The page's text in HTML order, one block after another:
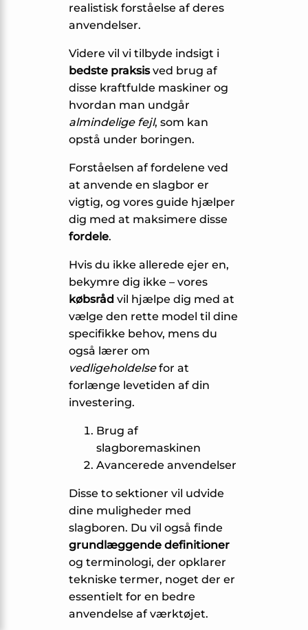
realistisk forståelse af deres
anvendelser.
Videre vil vi tilbyde indsigt i
bedste praksisved brug af
disse kraftfulde maskiner og
hvordan man undgår
almindelige fejl, som kan
opstå under boringen.
Forståelsen af fordelene ved
at anvende en slagbor er
vigtig, og vores guide hjælper
dig med at maksimere disse
fordele.
Hvis du ikke allerede ejer en,
bekymre dig ikke – vores
købsråd vil hjælpe dig med at
vælge den rette model til dine
specifikke behov, mens du
også lærer om
vedligeholdelsefor at
forlænge levetiden af din
investering.
Brug af
slagboremaskinen
Avancerede anvendelser
Disse to sektioner vil udvide
dine muligheder med
slagboren. Du vil også finde
grundlæggende definitioner
og terminologi, der opklarer
tekniske termer, noget der er
essentielt for en bedre
anvendelse af værktøjet.